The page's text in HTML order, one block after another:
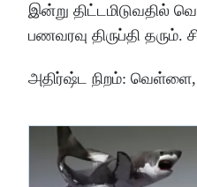
இன்று திட்டமிடுவதில்
பணவரவு திருப்தி தரும்.
அதிர்ஷ்ட நிறம்: வெள்ளை